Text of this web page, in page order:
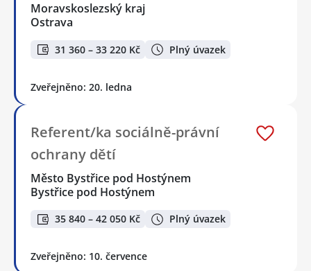
Moravskoslezský kraj
Ostrava
31 360 – 33 220 Kč Plný úvazek
Zveřejněno: 20. ledna
Referent/ka sociálně-právní
ochrany dětí
Město Bystřice pod Hostýnem
Bystřice pod Hostýnem
35 840 – 42 050 Kč Plný úvazek
Zveřejněno: 10. července